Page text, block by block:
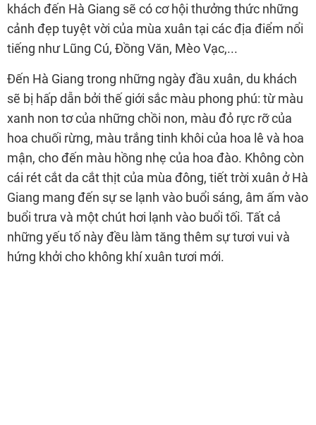
khách đến Hà Giang sẽ có cơ hội thưởng thức những
cảnh đẹp tuyệt vời của mùa xuân tại các địa điểm nổi
tiếng như Lũng Cú, Đồng Văn, Mèo Vạc,...
Đến Hà Giang trong những ngày đầu xuân, du khách
sẽ bị hấp dẫn bởi thế giới sắc màu phong phú: từ màu
xanh non tơ của những chồi non, màu đỏ rực rỡ của
hoa chuối rừng, màu trắng tinh khôi của hoa lê và hoa
mận, cho đến màu hồng nhẹ của hoa đào. Không còn
cái rét cắt da cắt thịt của mùa đông, tiết trời xuân ở Hà
Giang mang đến sự se lạnh vào buổi sáng, âm ấm vào
buổi trưa và một chút hơi lạnh vào buổi tối. Tất cả
những yếu tố này đều làm tăng thêm sự tươi vui và
hứng khởi cho không khí xuân tươi mới.